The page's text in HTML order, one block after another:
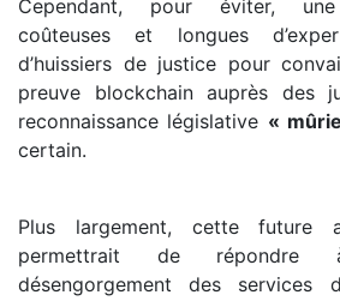
Cependant, pour éviter, une
coûteuses et longues
d’huissiers de justice pour
preuve blockchain auprès des
reconnaissance législative «
certain.
Plus largement, cette future
permettrait de répondre
désengorgement des